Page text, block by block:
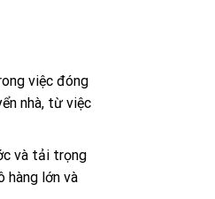
việc đóng
nhà, từ việc
và tải trọng
hàng lớn và